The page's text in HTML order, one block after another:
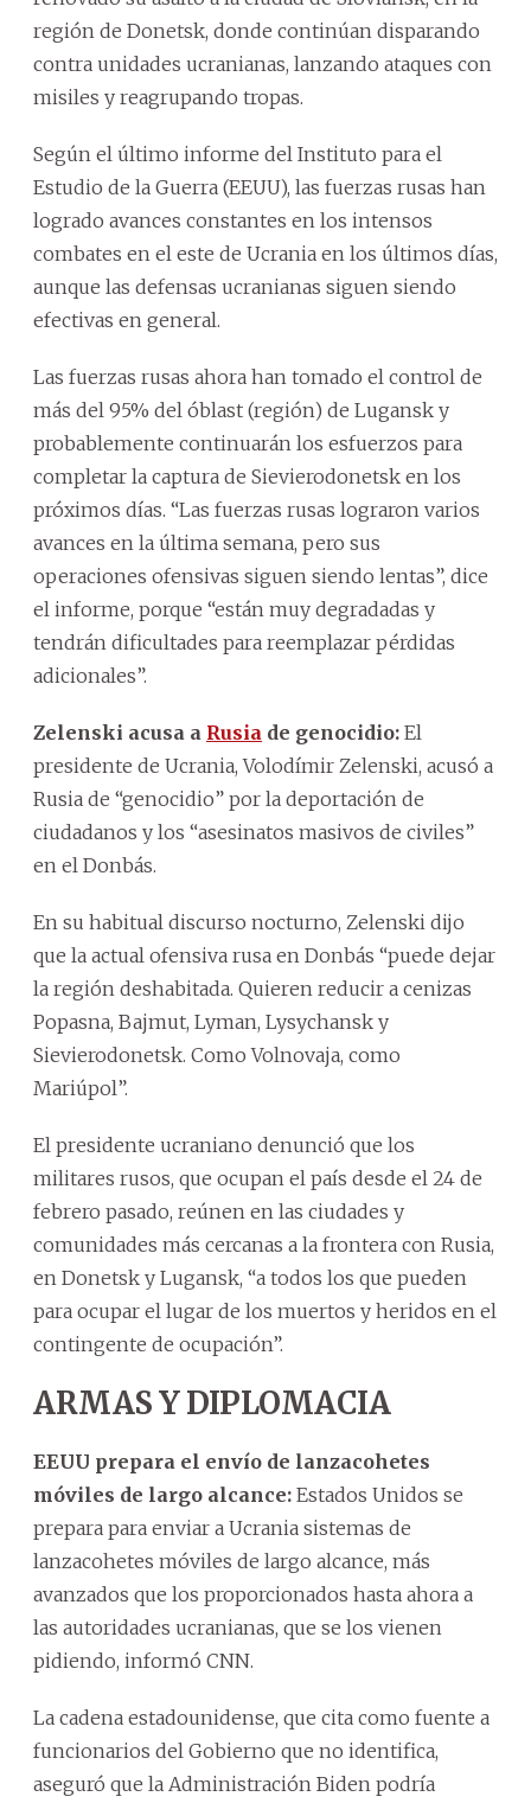
región de Donetsk, donde continúan disparando
contra unidades ucranianas, lanzando ataques con
misiles y reagrupando tropas.
Según el último informe del Instituto para el
Estudio de la Guerra (EEUU), las fuerzas rusas han
logrado avances constantes en los intensos
combates en el este de Ucrania en los últimos días,
aunque las defensas ucranianas siguen siendo
efectivas en general.
Las fuerzas rusas ahora han tomado el control de
más del 95% del óblast (región) de Lugansk y
probablemente continuarán los esfuerzos para
completar la captura de Sievierodonetsk en los
próximos días. “Las fuerzas rusas lograron varios
avances en la última semana, pero sus
operaciones ofensivas siguen siendo lentas”, dice
el informe, porque “están muy degradadas y
tendrán dificultades para reemplazar pérdidas
adicionales”.
Zelenski acusa a Rusia de genocidio: El
presidente de Ucrania, Volodímir Zelenski, acusó a
Rusia de “genocidio” por la deportación de
ciudadanos y los “asesinatos masivos de civiles”
en el Donbás.
En su habitual discurso nocturno, Zelenski dijo
que la actual ofensiva rusa en Donbás “puede dejar
la región deshabitada. Quieren reducir a cenizas
Popasna, Bajmut, Lyman, Lysychansk y
Sievierodonetsk. Como Volnovaja, como
Mariúpol”.
El presidente ucraniano denunció que los
militares rusos, que ocupan el país desde el 24 de
febrero pasado, reúnen en las ciudades y
comunidades más cercanas a la frontera con Rusia,
en Donetsk y Lugansk, “a todos los que pueden
para ocupar el lugar de los muertos y heridos en el
contingente de ocupación”.
ARMAS Y DIPLOMACIA
EEUU prepara el envío de lanzacohetes
móviles de largo alcance: Estados Unidos se
prepara para enviar a Ucrania sistemas de
lanzacohetes móviles de largo alcance, más
avanzados que los proporcionados hasta ahora a
las autoridades ucranianas, que se los vienen
pidiendo, informó CNN.
La cadena estadounidense, que cita como fuente a
funcionarios del Gobierno que no identifica,
aseguró que la Administración Biden podría